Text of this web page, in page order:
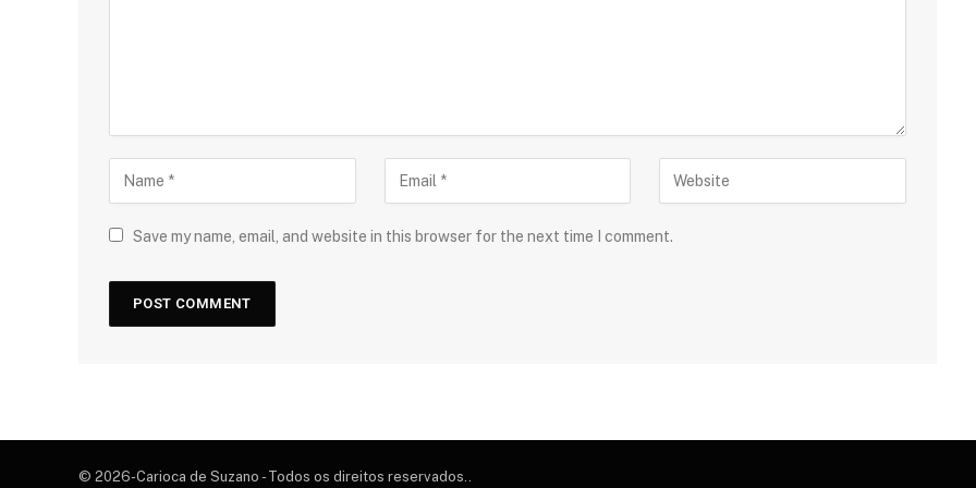
Save my name, email, and website in this browser for the next time I comment.
© 2026-Carioca de Suzano - Todos os direitos reservados..